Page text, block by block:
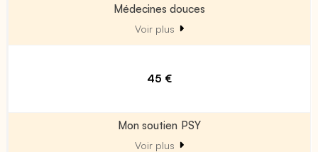
Médecines douces
Voir plus
45 €
Mon soutien PSY
Voir plus